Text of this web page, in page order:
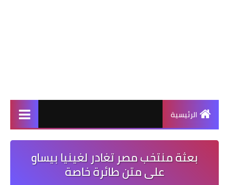
الرئيسية
بعثة منتخب مصر تغادر لغينيا بيساو
على متن طائرة خاصة